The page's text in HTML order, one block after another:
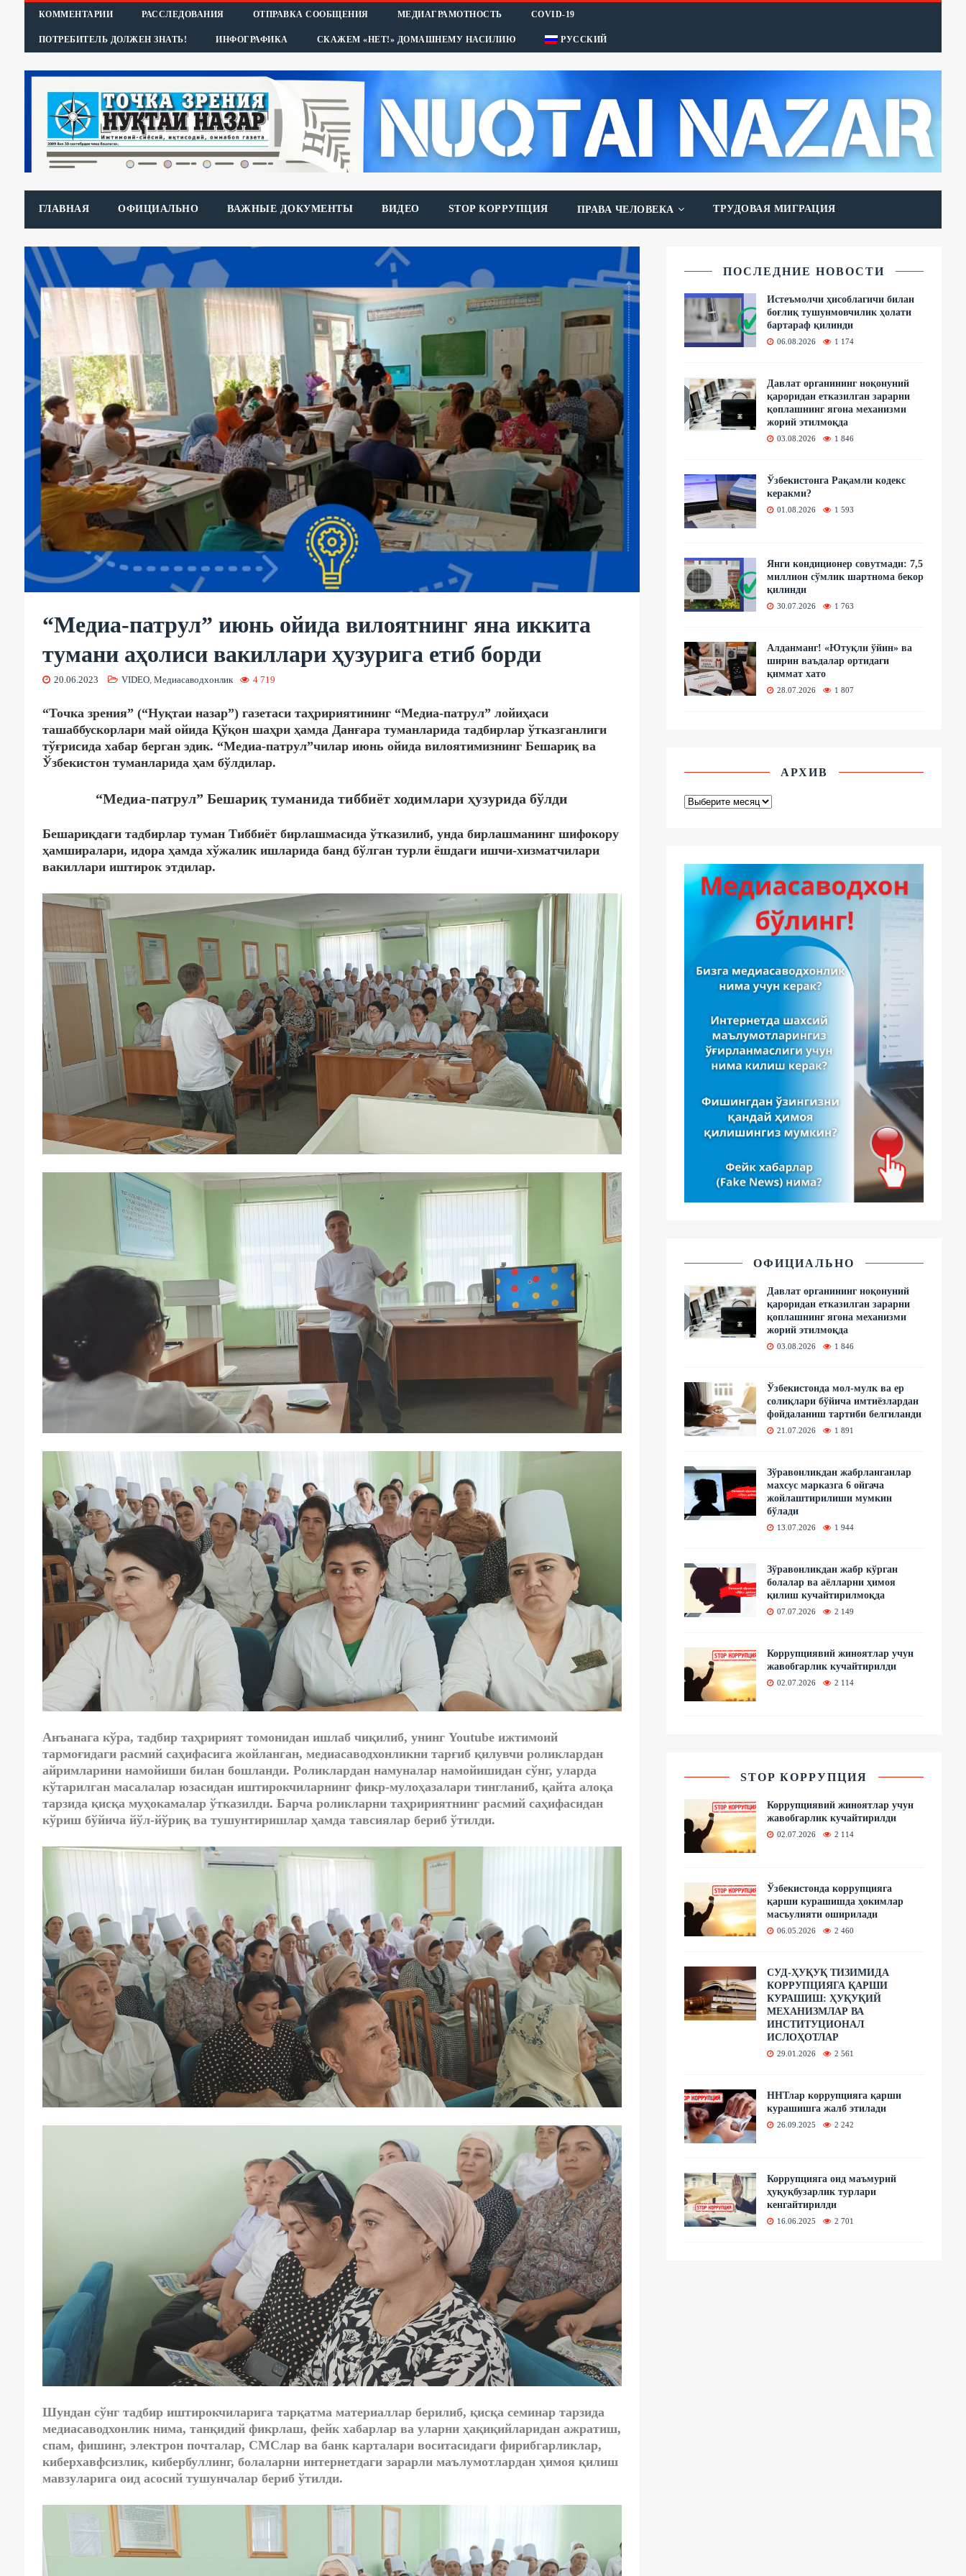
КОММЕНТАРИИ РАССЛЕДОВАНИЯ ОТПРАВКА СООБЩЕНИЯ МЕДИАГРАМОТНОСТЬ COVID-19
ПОТРЕБИТЕЛЬ ДОЛЖЕН ЗНАТЬ! ИНФОГРАФИКА СКАЖЕМ «НЕТ!» ДОМАШНЕМУ НАСИЛИЮ РУССКИЙ
ГЛАВНАЯ ОФИЦИАЛЬНО ВАЖНЫЕ ДОКУМЕНТЫ ВИДЕО STOP КОРРУПЦИЯ ПРАВА ЧЕЛОВЕКА ТРУДОВАЯ МИГРАЦИЯ
“Медиа-патрул” июнь ойида вилоятнинг яна иккита
тумани аҳолиси вакиллари ҳузурига етиб борди
20.06.2023 VIDEO, Медиасаводхонлик 4 719
“Точка зрения” (“Нуқтаи назар”) газетаси таҳририятининг “Медиа-патрул” лойиҳаси
ташаббускорлари май ойида Қўқон шаҳри ҳамда Данғара туманларида тадбирлар ўтказганлиги
тўғрисида хабар берган эдик. “Медиа-патрул”чилар июнь ойида вилоятимизнинг Бешариқ ва
Ўзбекистон туманларида ҳам бўлдилар.
“Медиа-патрул” Бешариқ туманида тиббиёт ходимлари ҳузурида бўлди
Бешариқдаги тадбирлар туман Тиббиёт бирлашмасида ўтказилиб, унда бирлашманинг шифокору
ҳамширалари, идора ҳамда хўжалик ишларида банд бўлган турли ёшдаги ишчи-хизматчилари
вакиллари иштирок этдилар.
Анъанага кўра, тадбир таҳририят томонидан ишлаб чиқилиб, унинг Youtube ижтимоий
тармоғидаги расмий саҳифасига жойланган, медиасаводхонликни тарғиб қилувчи роликлардан
айримларини намойиши билан бошланди. Роликлардан намуналар намойишидан сўнг, уларда
кўтарилган масалалар юзасидан иштирокчиларнинг фикр-мулоҳазалари тингланиб, қайта алоқа
тарзида қисқа муҳокамалар ўтказилди. Барча роликларни таҳририятнинг расмий саҳифасидан
кўриш бўйича йўл-йўриқ ва тушунтиришлар ҳамда тавсиялар бериб ўтилди.
Шундан сўнг тадбир иштирокчиларига тарқатма материаллар берилиб, қисқа семинар тарзида
медиасаводхонлик нима, танқидий фикрлаш, фейк хабарлар ва уларни ҳақиқийларидан ажратиш,
спам, фишинг, электрон почталар, СМСлар ва банк карталари воситасидаги фирибгарликлар,
киберхавфсизлик, кибербуллинг, болаларни интернетдаги зарарли маълумотлардан ҳимоя қилиш
мавзуларига оид асосий тушунчалар бериб ўтилди.
ПОСЛЕДНИЕ НОВОСТИ
Истеъмолчи ҳисоблагичи билан
боғлиқ тушунмовчилик ҳолати
бартараф қилинди
06.08.2026 1 174
Давлат органининг ноқонуний
қароридан етказилган зарарни
қоплашнинг ягона механизми
жорий этилмоқда
03.08.2026 1 846
Ўзбекистонга Рақамли кодекс
керакми?
01.08.2026 1 593
Янги кондиционер совутмади: 7,5
миллион сўмлик шартнома бекор
қилинди
30.07.2026 1 763
Алданманг! «Ютуқли ўйин» ва
ширин ваъдалар ортидаги
қиммат хато
28.07.2026 1 807
АРХИВ
ОФИЦИАЛЬНО
Давлат органининг ноқонуний
қароридан етказилган зарарни
қоплашнинг ягона механизми
жорий этилмоқда
03.08.2026 1 846
Ўзбекистонда мол-мулк ва ер
солиқлари бўйича имтиёзлардан
фойдаланиш тартиби белгиланди
21.07.2026 1 891
Зўравонликдан жабрланганлар
махсус марказга 6 ойгача
жойлаштирилиши мумкин
бўлади
13.07.2026 1 944
Зўравонликдан жабр кўрган
болалар ва аёлларни ҳимоя
қилиш кучайтирилмоқда
07.07.2026 2 149
Коррупциявий жиноятлар учун
жавобгарлик кучайтирилди
02.07.2026 2 114
STOP КОРРУПЦИЯ
Коррупциявий жиноятлар учун
жавобгарлик кучайтирилди
02.07.2026 2 114
Ўзбекистонда коррупцияга
қарши курашишда ҳокимлар
масъулияти оширилади
06.05.2026 2 460
СУД-ҲУҚУҚ ТИЗИМИДА
КОРРУПЦИЯГА ҚАРШИ
КУРАШИШ: ҲУҚУҚИЙ
МЕХАНИЗМЛАР ВА
ИНСТИТУЦИОНАЛ
ИСЛОҲОТЛАР
29.01.2026 2 561
ННТлар коррупцияга қарши
курашишга жалб этилади
26.09.2025 2 242
Коррупцияга оид маъмурий
ҳуқуқбузарлик турлари
кенгайтирилди
16.06.2025 2 701